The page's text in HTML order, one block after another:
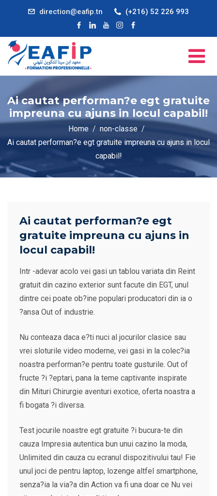
direction@eafip.tn (+216) 52 226 993
Ai cautat performan?e egt gratuite
impreuna cu ajuns in locul capabil!
Home
non-classe
Ai cautat performan?e egt gratuite impreuna cu ajuns in locul
capabil!
Ai cautat performan?e egt
gratuite impreuna cu ajuns in
locul capabil!
Intr -adevar acolo vei gasi un tablou variata din Reint
gratuit din cazino exterior sunt facute din EGT, unul
dintre cei poate ob?ine populari producatori din ia o
?ansa Out of industrie.
Nu conteaza daca e?ti nuci al jocurilor clasice sau
vrei sloturile video moderne, vei gasi in la colec?ia
noastra performan?e pentru toate gusturile. Out of
fructe ?i ?eptari, pana la teme captivante inspirate
din Mituri Chirurgie aventuri exotice, oferta noastra a
fi bogata ?i diversa.
Test jocurile noastre egt gratuite ?i bucura-te din
cauza Impresia autentica bun unui cazino la moda,
Unlimited din cauza cu ecranul dispozitivului tau! Fie
unul joci de pentru laptop, lozenge altfel smartphone,
senza?ia la via?a din Action va fi una doar ce Nu vei